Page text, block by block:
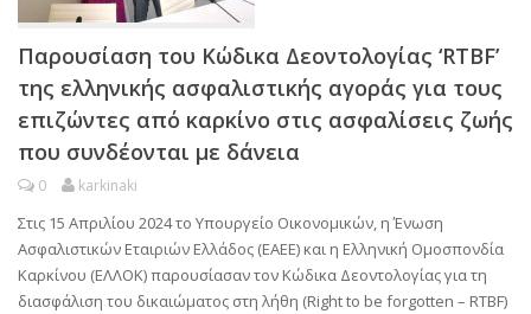
Παρουσίαση του Κώδικα Δεοντολογίας ‘RTBF’
της ελληνικής ασφαλιστικής αγοράς για τους
επιζώντες από καρκίνο στις ασφαλίσεις ζωής
που συνδέονται με δάνεια
0 karkinaki
Στις 15 Απριλίου 2024 το Υπουργείο Οικονομικών, η Ένωση
Ασφαλιστικών Εταιριών Ελλάδος (ΕΑΕΕ) και η Ελληνική Ομοσπονδία
Καρκίνου (ΕΛΛΟΚ) παρουσίασαν τον Κώδικα Δεοντολογίας για τη
διασφάλιση του δικαιώματος στη λήθη (Right to be forgotten – RTBF)